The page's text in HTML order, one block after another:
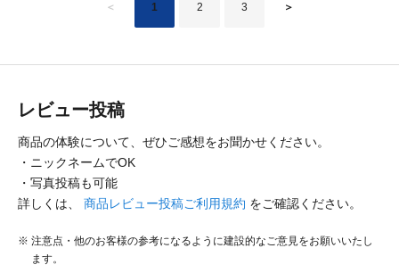
＜ 1 2 3 ＞
レビュー投稿
商品の体験について、ぜひご感想をお聞かせください。
・ニックネームでOK
・写真投稿も可能
詳しくは、 商品レビュー投稿ご利用規約 をご確認ください。
注意点・他のお客様の参考になるように建設的なご意見をお願いいたし
ます。